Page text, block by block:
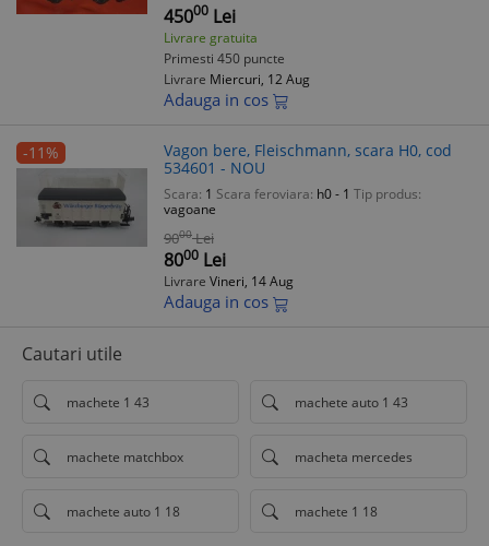
45000 Lei
Livrare gratuita
Primesti 450 puncte
Livrare Miercuri, 12 Aug
Adauga in cos
-11%
Vagon bere, Fleischmann, scara H0, cod
534601 - NOU
Scara: 1 Scara feroviara: h0 - 1 Tip produs:
vagoane
9000 Lei
8000 Lei
Livrare Vineri, 14 Aug
Adauga in cos
Cautari utile
machete 1 43 machete auto 1 43
machete matchbox macheta mercedes
machete auto 1 18 machete 1 18